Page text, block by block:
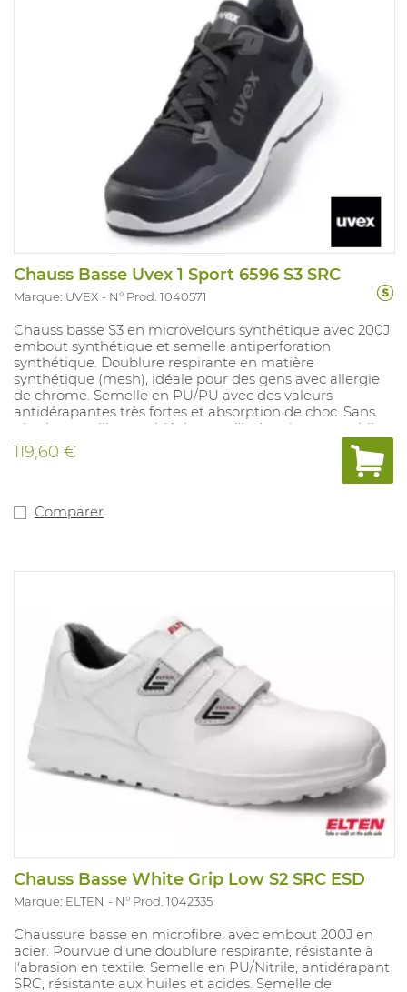
Chauss Basse Uvex 1 Sport 6596 S3 SRC
Marque: UVEX N° Prod. 1040571
Chauss basse S3 en microvelours synthétique avec 200J
embout synthétique et semelle antiperforation
synthétique. Doublure respirante en matière
synthétique (mesh), idéale pour des gens avec allergie
de chrome. Semelle en PU/PU avec des valeurs
antidérapantes très fortes et absorption de choc. Sans
phtalate et silicones, idéale pour l'industrie automobile.
Première de propreté amovible avec système régulant
l'humidité et absorbtion de choc. Pointures: 10, 11, 12: 35-
119,60 €
Comparer
Chauss Basse White Grip Low S2 SRC ESD
Marque: ELTEN N° Prod. 1042335
Chaussure basse en microfibre, avec embout 200J en
acier. Pourvue d'une doublure respirante, résistante à
l'abrasion en textile. Semelle en PU/Nitrile, antidérapant
SRC, résistante aux huiles et acides. Semelle de